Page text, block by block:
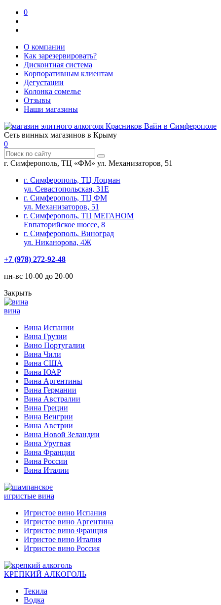
0
О компании
Как зарезервировать?
Дисконтная система
Корпоративным клиентам
Дегустации
Колонка сомелье
Отзывы
Наши магазины
Сеть винных магазинов в Крыму
0
г. Симферополь, ТЦ «ФМ» ул. Механизаторов, 51
г. Симферополь, ТЦ Лоцман
ул. Севастопольская, 31Е
г. Симферополь, ТЦ ФМ
ул. Механизаторов, 51
г. Симферополь, ТЦ МЕГАНОМ
Евпаторийское шоссе, 8
г. Симферополь, Виноград
ул. Никанорова, 4Ж
+7 (978) 272-92-48
пн-вс 10-00 до 20-00
Закрыть
вина
Вина Испании
Вина Грузии
Вино Португалии
Вина Чили
Вина США
Вина ЮАР
Вина Аргентины
Вина Германии
Вина Австралии
Вина Греции
Вина Венгрии
Вина Австрии
Вина Новой Зеландии
Вина Уругвая
Вина Франции
Вина России
Вина Италии
игристые вина
Игристое вино Испания
Игристое вино Аргентина
Игристое вино Франция
Игристое вино Италия
Игристое вино Россия
КРЕПКИЙ АЛКОГОЛЬ
Текила
Водка